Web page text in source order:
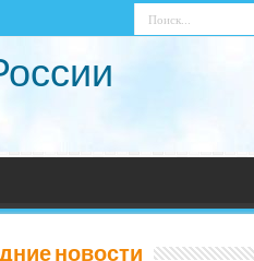
новости